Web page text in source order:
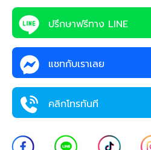
ปรึกษาฟรีทาง LINE
แชทกับเราเลย
คลิกโทรทันที